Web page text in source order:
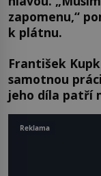
zapomenu,“
k plátnu.
František
samotnou
jeho díla patří
Reklama